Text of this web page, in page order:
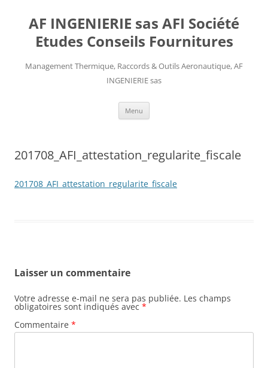
AF INGENIERIE sas AFI Société
Etudes Conseils Fournitures
Management Thermique, Raccords & Outils Aeronautique, AF
INGENIERIE sas
Menu
201708_AFI_attestation_regularite_fiscale
201708_AFI_attestation_regularite_fiscale
Laisser un commentaire
Votre adresse e-mail ne sera pas publiée. Les champs
obligatoires sont indiqués avec *
Commentaire *